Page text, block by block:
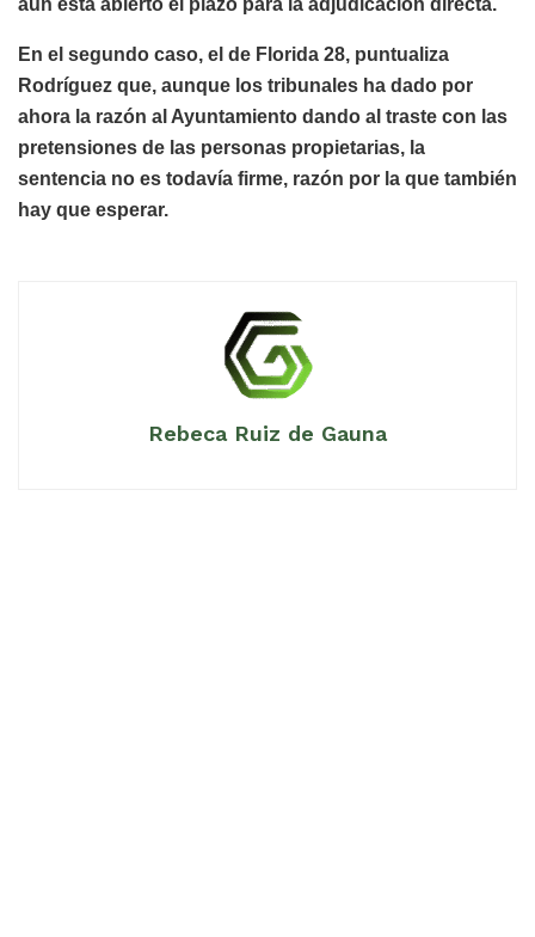
En el segundo caso, el de Florida 28, puntualiza
Rodríguez que, aunque los tribunales ha dado por
ahora la razón al Ayuntamiento dando al traste con las
pretensiones de las personas propietarias, la
sentencia no es todavía firme, razón por la que también
hay que esperar.
Rebeca Ruiz de Gauna